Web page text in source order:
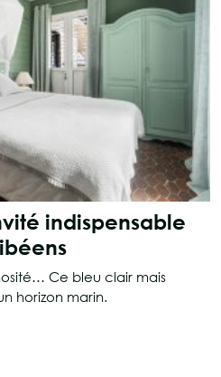
indispensable
Ce bleu clair mais
horizon marin.